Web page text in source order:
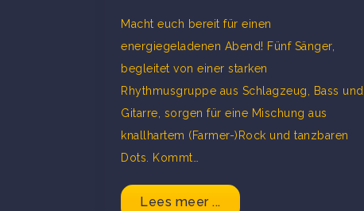
Macht euch bereit für einen
energiegeladenen Abend! Fünf Sänger,
begleitet von einer starken
Rhythmusgruppe aus Schlagzeug, Bass und
Gitarre, sorgen für eine Mischung aus
knallhartem (Farmer-)Rock und tanzbaren
Dots. Kommt…
Lees meer ...